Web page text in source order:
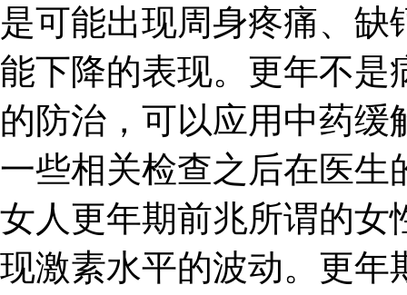
是可能出现周身疼痛、
能下降的表现。更年不是
的防治，可以应用中药
一些相关检查之后在医生
女人更年期前兆所谓的女
现激素水平的波动。更年